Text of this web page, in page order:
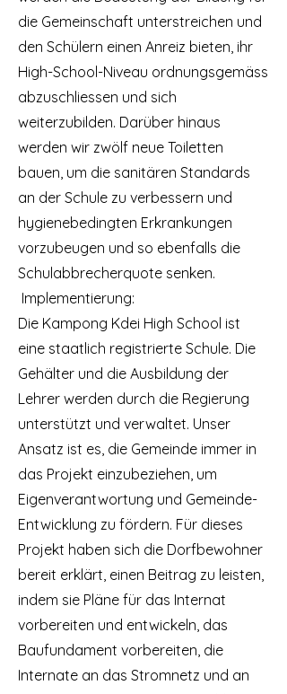
die Gemeinschaft unterstreichen und
den Schülern einen Anreiz bieten, ihr
High-School-Niveau ordnungsgemäss
abzuschliessen und sich
weiterzubilden. Darüber hinaus
werden wir zwölf neue Toiletten
bauen, um die sanitären Standards
an der Schule zu verbessern und
hygienebedingten Erkrankungen
vorzubeugen und so ebenfalls die
Schulabbrecherquote senken.
Implementierung:
Die Kampong Kdei High School ist
eine staatlich registrierte Schule. Die
Gehälter und die Ausbildung der
Lehrer werden durch die Regierung
unterstützt und verwaltet. Unser
Ansatz ist es, die Gemeinde immer in
das Projekt einzubeziehen, um
Eigenverantwortung und Gemeinde-
Entwicklung zu fördern. Für dieses
Projekt haben sich die Dorfbewohner
bereit erklärt, einen Beitrag zu leisten,
indem sie Pläne für das Internat
vorbereiten und entwickeln, das
Baufundament vorbereiten, die
Internate an das Stromnetz und an